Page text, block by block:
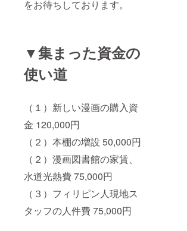
をお待ちしております。
▼集まった資金の
使い道
（１）新しい漫画の購入資
金 120,000円
（２）本棚の増設 50,000円
（２）漫画図書館の家賃、
水道光熱費 75,000円
（３）フィリピン人現地ス
タッフの人件費 75,000円